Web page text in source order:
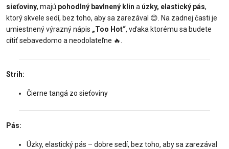
sieťoviny, majú pohodlný bavlnený klin a úzky, elastický pás,
ktorý skvele sedí, bez toho, aby sa zarezával 😊 . Na zadnej časti je
umiestnený výrazný nápis „Too Hot“, vďaka ktorému sa budete
cítiť sebavedomo a neodolateľne 🔥
Strih:
Čierne tangá zo sieťoviny
Pás:
Úzky, elastický pás – dobre sedí, bez toho, aby sa zarezával